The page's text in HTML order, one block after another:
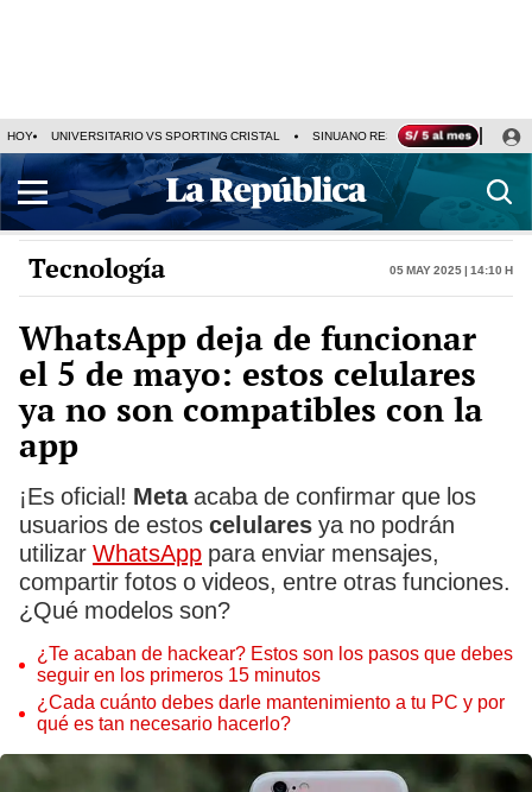
HOY UNIVERSITARIO VS SPORTING CRISTAL SINUANO RESULTADOS HOY
Tecnología 05 May 2025 | 14:10 h
WhatsApp deja de funcionar
el 5 de mayo: estos celulares
ya no son compatibles con la
app
¡Es oficial! Metaacaba de confirmar que los
usuarios de estos celulares ya no podrán
utilizar WhatsApp para enviar mensajes,
compartir fotos o videos, entre otras funciones.
¿Qué modelos son?
¿Te acaban de hackear? Estos son los pasos que debes
seguir en los primeros 15 minutos
¿Cada cuánto debes darle mantenimiento a tu PC y por
qué es tan necesario hacerlo?